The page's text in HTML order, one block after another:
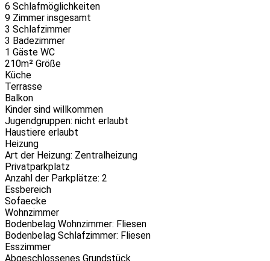
6 Schlafmöglichkeiten
9 Zimmer insgesamt
3 Schlafzimmer
3 Badezimmer
1 Gäste WC
210m² Größe
Küche
Terrasse
Balkon
Kinder sind willkommen
Jugendgruppen: nicht erlaubt
Haustiere erlaubt
Heizung
Art der Heizung: Zentralheizung
Privatparkplatz
Anzahl der Parkplätze: 2
Essbereich
Sofaecke
Wohnzimmer
Bodenbelag Wohnzimmer: Fliesen
Bodenbelag Schlafzimmer: Fliesen
Esszimmer
Abgeschlossenes Grundstück